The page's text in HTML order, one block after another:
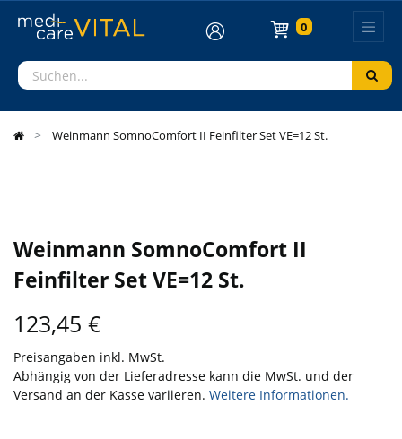
0
Weinmann SomnoComfort II Feinfilter Set VE=12 St.
Weinmann SomnoComfort II
Feinfilter Set VE=12 St.
123,45 €
Preisangaben inkl. MwSt.
Abhängig von der Lieferadresse kann die MwSt. und der
Versand an der Kasse variieren. Weitere Informationen.